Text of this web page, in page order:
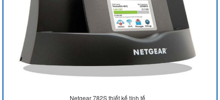
Netgear 782S thiết kế tính tế